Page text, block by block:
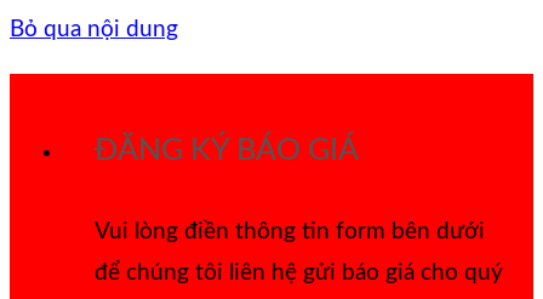
Bỏ qua nội dung
ĐĂNG KÝ BÁO GIÁ
Vui lòng điền thông tin form bên dưới
để chúng tôi liên hệ gửi báo giá cho quý